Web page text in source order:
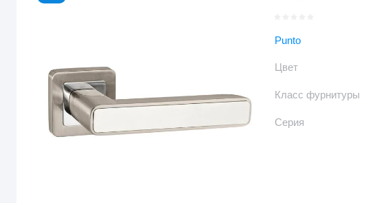
Punto
Цвет
Класс фурнитуры
Серия